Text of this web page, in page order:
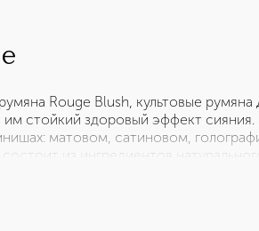
Rouge Blush, культовые
им стойкий здоровый эффект
матовом, сатиновом,
состоит из ингредиентов
в течение всего дня. Мягкая,